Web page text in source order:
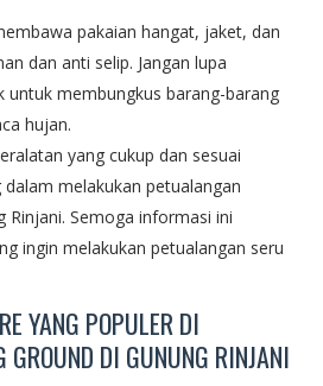
pakaian hangat, jaket, dan
dan anti selip. Jangan lupa
membungkus barang-barang
hujan.
yang cukup dan sesuai
melakukan petualangan
Rinjani. Semoga informasi ini
ingin melakukan petualangan seru
YANG POPULER DI
GROUND DI GUNUNG RINJANI